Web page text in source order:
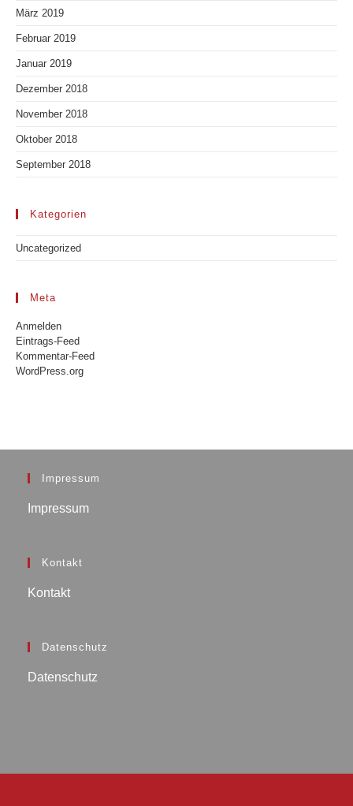
März 2019
Februar 2019
Januar 2019
Dezember 2018
November 2018
Oktober 2018
September 2018
Kategorien
Uncategorized
Meta
Anmelden
Eintrags-Feed
Kommentar-Feed
WordPress.org
Impressum
Impressum
Kontakt
Kontakt
Datenschutz
Datenschutz